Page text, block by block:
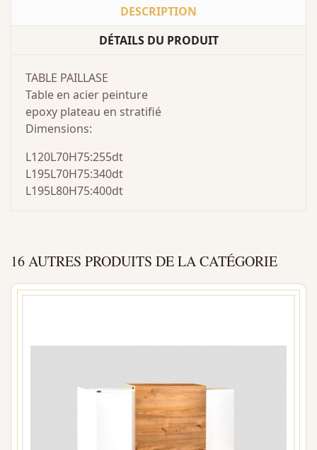
DESCRIPTION
DÉTAILS DU PRODUIT
TABLE PAILLASE
Table en acier peinture
epoxy plateau en stratifié
Dimensions:
L120L70H75:255dt
L195L70H75:340dt
L195L80H75:400dt
16 AUTRES PRODUITS DE LA CATÉGORIE